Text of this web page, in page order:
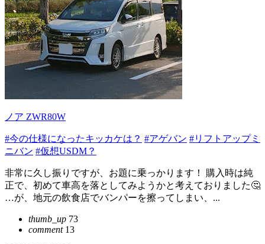
ノア ZWR80W
#今の仕様になったキッカケは？ #アゲバン #リフトアップミ
ニバン #仮想USDM？
非常に久し振りですが、お題に乗っかります！ 購入時は純
正で、初めて車高を落としてみようかと考えておりました🤔
…が、地元の飲食店でバンパーを擦ってしまい、...
thumb_up 73
comment13